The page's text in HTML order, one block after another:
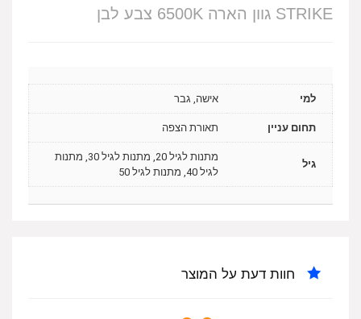
STRIKE גוון הארה 6500K צבע לבן
למי אישה, גבר
תחום עניין תאורת הצפה
גיל
מתנות לגיל 20, מתנות לגיל 30, מתנות
לגיל 40, מתנות לגיל 50
חוות דעת על המוצר